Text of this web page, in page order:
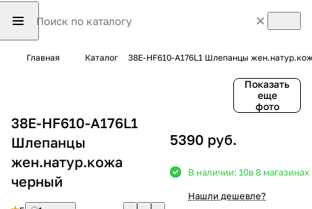
Главная Каталог 38E-HF610-A176L1 Шлепанцы
Показать
еще
фото
38E-HF610-A176L1
Шлепанцы
жен.натур.кожа
черный
5390 руб.
В наличии: 10в 8 магазинах
Нашли дешевле?